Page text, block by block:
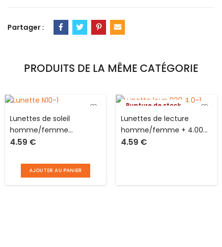
Partager :
PRODUITS DE LA MÊME CATÉGORIE
Lunettes de soleil
homme/femme
catégorie 3 normes CE
solaire forte
4.59 €
AJOUTER AU PANIER
Rupture de stock
Lunettes de lecture
homme/femme + 4.00
aux normes CE
4.59 €